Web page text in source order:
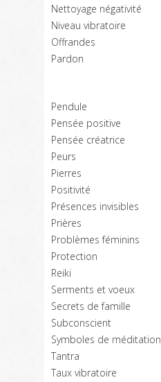
Nettoyage négativité
Niveau vibratoire
Offrandes
Pardon
Pendule
Pensée positive
Pensée créatrice
Peurs
Pierres
Positivité
Présences invisibles
Prières
Problèmes féminins
Protection
Reiki
Serments et voeux
Secrets de famille
Subconscient
Symboles de méditation
Tantra
Taux vibratoire